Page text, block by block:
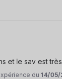
et le sav est
du 14/